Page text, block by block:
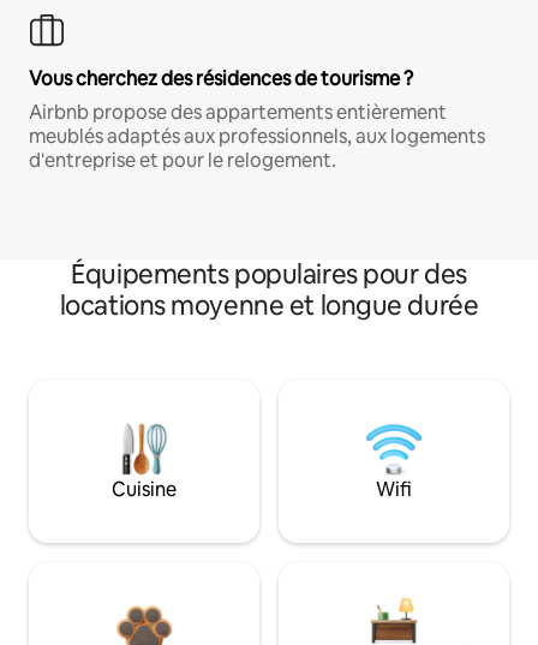
Vous cherchez des résidences de tourisme ?
Airbnb propose des appartements entièrement
meublés adaptés aux professionnels, aux logements
d'entreprise et pour le relogement.
Équipements populaires pour des
locations moyenne et longue durée
Cuisine Wifi